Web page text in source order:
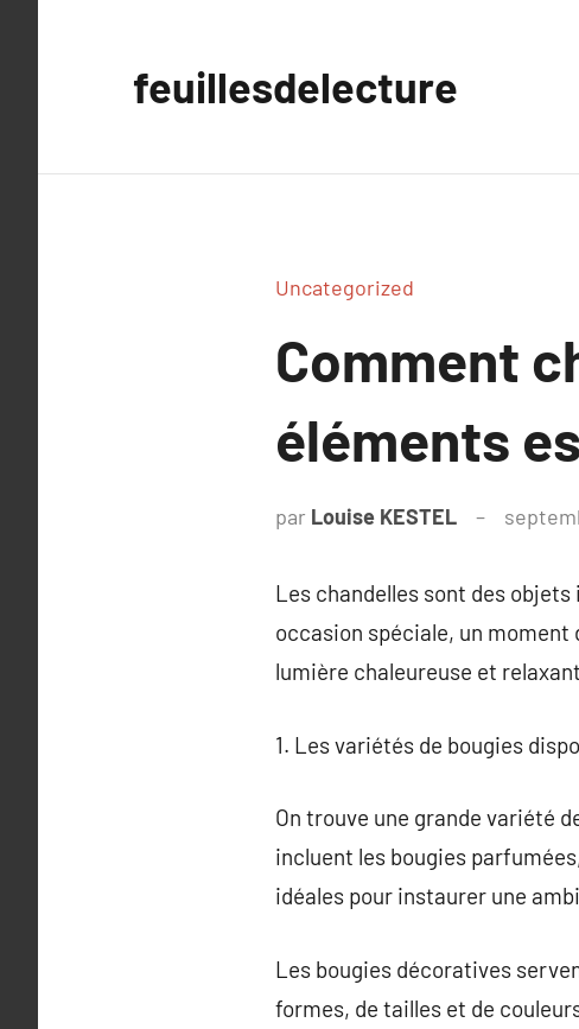
feuillesdelecture
Uncategorized
Comment
éléments
par Louise KESTEL
Les chandelles sont des
occasion spéciale, un
lumière chaleureuse et
1. Les variétés de bougies
On trouve une grande variété
incluent les bougies
idéales pour instaurer une
Les bougies décoratives
formes, de tailles et de